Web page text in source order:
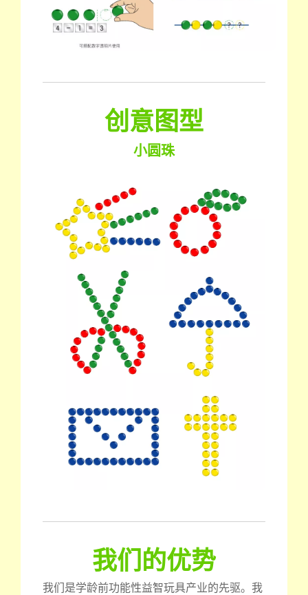
创意图型
小圆珠
我们的优势
我们是学龄前功能性益智玩具产业的先驱。我